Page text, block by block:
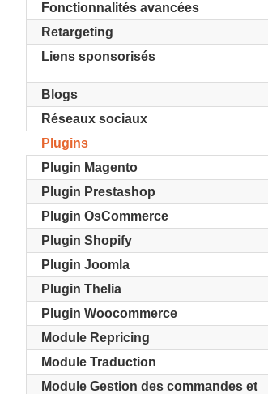
Fonctionnalités avancées
Retargeting
Liens sponsorisés
Blogs
Réseaux sociaux
Plugins
Plugin Magento
Plugin Prestashop
Plugin OsCommerce
Plugin Shopify
Plugin Joomla
Plugin Thelia
Plugin Woocommerce
Module Repricing
Module Traduction
Module Gestion des commandes et